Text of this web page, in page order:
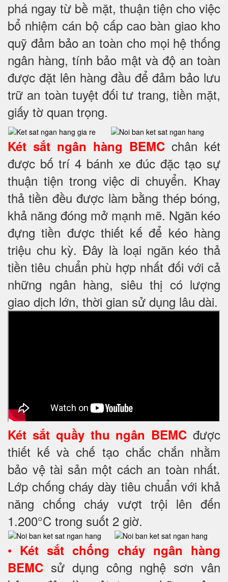
phá ngay từ bề mặt, thuận tiện cho việc
bổ nhiệm cán bộ cấp cao bàn giao kho
quỹ đảm bảo an toàn cho mọi hệ thống
ngân hàng, tính bảo mật và độ an toàn
được đặt lên hàng đầu để đảm bảo lưu
trữ an toàn tuyệt đối tư trang, tiền mặt,
giấy tờ quan trọng.
Két sắt ngân hàng BEMC chân két
được bố trí 4 bánh xe đúc đặc tạo sự
thuận tiện trong việc di chuyển. Khay
thả tiền đều được làm bằng thép bóng,
khả năng đóng mở mạnh mẽ. Ngăn kéo
đựng tiền được thiết kế để kéo hàng
triệu chu kỳ. Đây là loại ngăn kéo thả
tiền tiêu chuẩn phù hợp nhất đối với cả
những ngân hàng, siêu thị có lượng
giao dịch lớn, thời gian sử dụng lâu dài.
Két sắt quầy thu ngân BEMC được
thiết kế và chế tạo chắc chắn nhằm
bảo vệ tài sản một cách an toàn nhất.
Lớp chống cháy dày tiêu chuẩn với khả
năng chống cháy vượt trội lên đến
1.200°C trong suốt 2 giờ.
• Két sắt chống cháy ngân hàng
BEMC sử dụng công nghệ sơn vân